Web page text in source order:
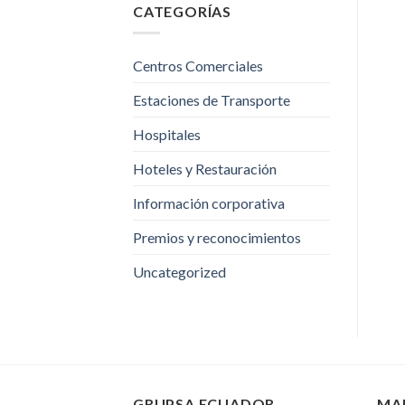
CATEGORÍAS
Centros Comerciales
Estaciones de Transporte
Hospitales
Hoteles y Restauración
Información corporativa
Premios y reconocimientos
Uncategorized